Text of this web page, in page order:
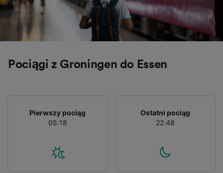
Pociągi z Groningen do Essen
Pierwszy pociąg
05:18
Ostatni pociąg
22:48
List of Partners